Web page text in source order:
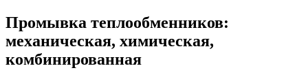
Промывка теплообменников:
механическая, химическая,
комбинированная